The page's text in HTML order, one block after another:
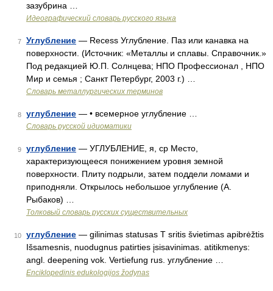
зазубрина …
Идеографический словарь русского языка
7 Углубление — Recess Углубление. Паз или канавка на
поверхности. (Источник: «Металлы и сплавы. Справочник.»
Под редакцией Ю.П. Солнцева; НПО Профессионал , НПО
Мир и семья ; Санкт Петербург, 2003 г.) …
Словарь металлургических терминов
8 углубление — • всемерное углубление …
Словарь русской идиоматики
9 углубление — УГЛУБЛЕНИЕ, я, ср Место,
характеризующееся понижением уровня земной
поверхности. Плиту подрыли, затем поддели ломами и
приподняли. Открылось небольшое углубление (А.
Рыбаков) …
Толковый словарь русских существительных
10 углубление — gilinimas statusas T sritis švietimas apibrėžtis
Išsamesnis, nuodugnus patirties įsisavinimas. atitikmenys:
angl. deepening vok. Vertiefung rus. углубление …
Enciklopedinis edukologijos žodynas